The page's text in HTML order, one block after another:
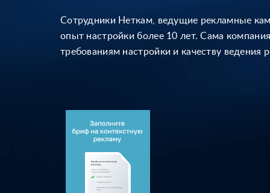
Сотрудники Неткам, ведущие рекламные
опыт настройки более 10 лет. Сама
требованиям настройки и качеству ведения